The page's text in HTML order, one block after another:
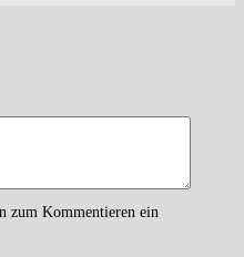
zum Kommentieren ein